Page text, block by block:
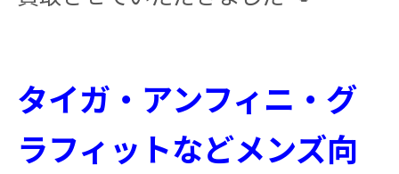
タイガ・アンフィニ・グ
ラフィットなどメンズ向